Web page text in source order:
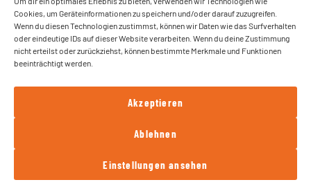
Cookies, um Geräteinformationen zu speichern und/oder darauf zuzugreifen.
Wenn du diesen Technologien zustimmst, können wir Daten wie das Surfverhalten
oder eindeutige IDs auf dieser Website verarbeiten. Wenn du deine Zustimmung
nicht erteilst oder zurückziehst, können bestimmte Merkmale und Funktionen
beeinträchtigt werden.
Akzeptieren
Ablehnen
Einstellungen ansehen
Vertrag widerrufen